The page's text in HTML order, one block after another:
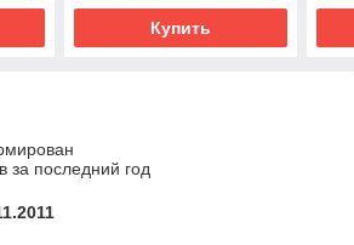
Купить
за последний год